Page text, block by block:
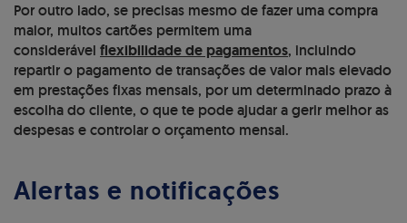
Por outro lado, se precisas mesmo de fazer uma compra
maior, muitos cartões permitem uma
considerável flexibilidade de pagamentos, incluindo
repartir o pagamento de transações de valor mais elevado
em prestações fixas mensais, por um determinado prazo à
escolha do cliente, o que te pode ajudar a gerir melhor as
despesas e controlar o orçamento mensal.
Alertas e notificações